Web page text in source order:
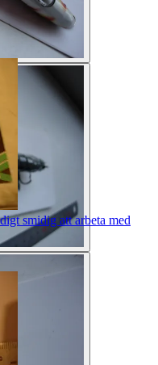
smidig att arbeta med